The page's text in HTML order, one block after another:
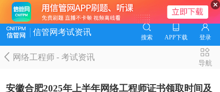
信管网考试资讯
搜索 APP下载 登录
网络工程师-考试资讯
导航
安徽合肥2025年上半年网络工程师证书领取时间及